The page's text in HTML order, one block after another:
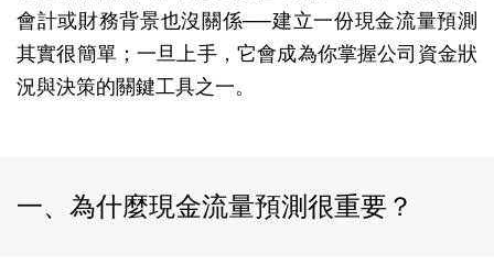
會計或財務背景也沒關係──建立一份現金流量預測
其實很簡單；一旦上手，它會成為你掌握公司資金狀
況與決策的關鍵工具之一。
一、為什麼現金流量預測很重要？